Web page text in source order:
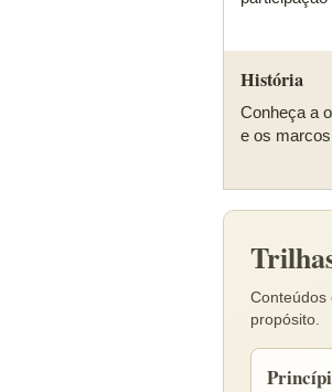
História
Conheça a
e os
Conteúdos
propósito.